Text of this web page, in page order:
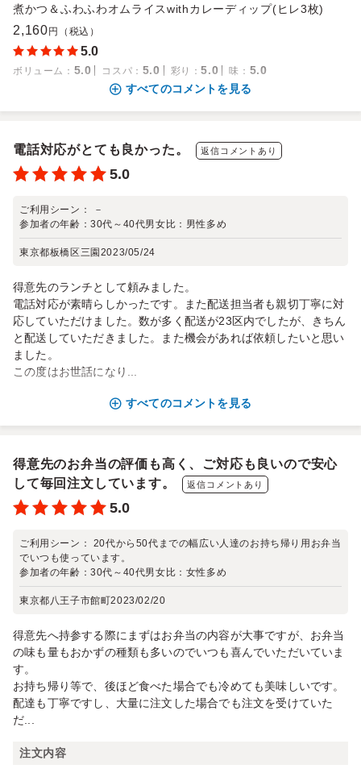
煮かつ＆ふわふわオムライスwithカレーディップ(ヒレ3枚)
2,160 円（税込）
5.0
ボリューム ： 5.0 コスパ ： 5.0 彩り ：5.0 味 ： 5.0
すべてのコメントを見る
電話対応がとても良かった。 返信コメントあり
5.0
ご利用シーン：
－
参加者の年齢：30代～40代男女比： 男性多め
東京都板橋区三園 2023/05/24
得意先のランチとして頼みました。
電話対応が素晴らしかったです。また配送担当者も親切丁寧に対
応していただけました。数が多く配送が23区内でしたが、きちん
と配送していただきました。また機会があれば依頼したいと思い
ました。
この度はお世話になり...
すべてのコメントを見る
得意先のお弁当の評価も高く、ご対応も良いので安心
して毎回注文しています。
返信コメントあり
5.0
ご利用シーン： 20代から50代までの幅広い人達のお持ち帰り用お弁当
でいつも使っています。
参加者の年齢：30代～40代男女比： 女性多め
東京都八王子市館町2023/02/20
得意先へ持参する際にまずはお弁当の内容が大事ですが、お弁当
の味も量もおかずの種類も多いのでいつも喜んでいただいていま
す。
お持ち帰り等で、後ほど食べた場合でも冷めても美味しいです。
配達も丁寧ですし、大量に注文した場合でも注文を受けていた
だ...
注文内容